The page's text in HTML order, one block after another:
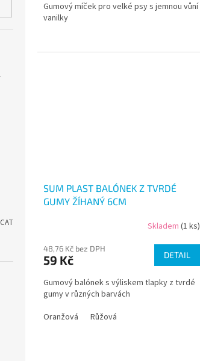
Gumový míček pro velké psy s jemnou vůní
vanilky
SUM PLAST BALÓNEK Z TVRDÉ
GUMY ŽÍHANÝ 6CM
Skladem (1 ks)
48,76 Kč bez DPH
59 Kč DETAIL
Gumový balónek s výliskem tlapky z tvrdé
gumy v různých barvách
Oranžová
Růžová